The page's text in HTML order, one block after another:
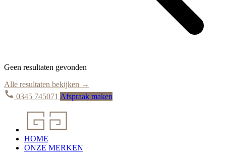
Geen resultaten gevonden
Alle resultaten bekijken →
0345 745071 Afspraak maken
HOME
ONZE MERKEN